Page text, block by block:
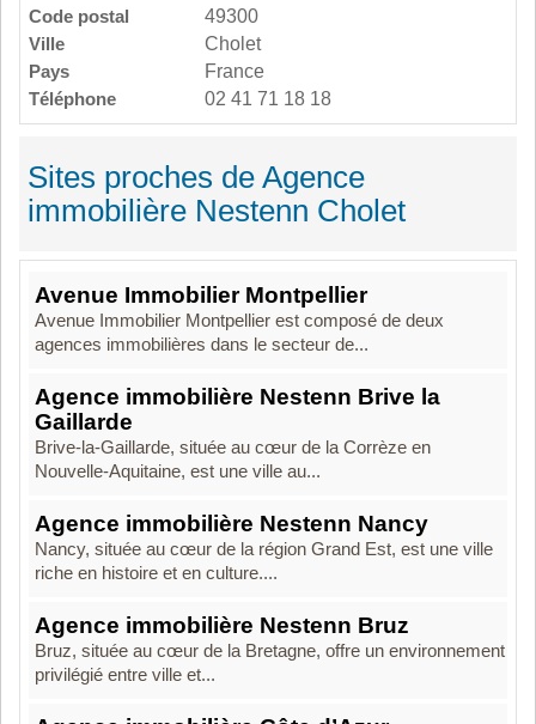
Code postal
49300
Ville
Cholet
Pays
France
Téléphone
02 41 71 18 18
Sites proches de Agence
immobilière Nestenn Cholet
Avenue Immobilier Montpellier
Avenue Immobilier Montpellier est composé de deux
agences immobilières dans le secteur de...
Agence immobilière Nestenn Brive la
Gaillarde
Brive-la-Gaillarde, située au cœur de la Corrèze en
Nouvelle-Aquitaine, est une ville au...
Agence immobilière Nestenn Nancy
Nancy, située au cœur de la région Grand Est, est une ville
riche en histoire et en culture....
Agence immobilière Nestenn Bruz
Bruz, située au cœur de la Bretagne, offre un environnement
privilégié entre ville et...